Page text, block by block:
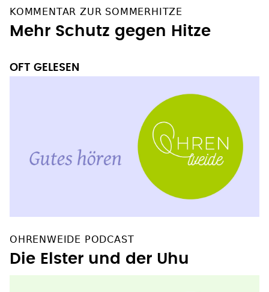
KOMMENTAR ZUR SOMMERHITZE
Mehr Schutz gegen Hitze
OFT GELESEN
OHRENWEIDE PODCAST
Die Elster und der Uhu